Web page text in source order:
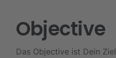
Objective
Das Objective ist Dein